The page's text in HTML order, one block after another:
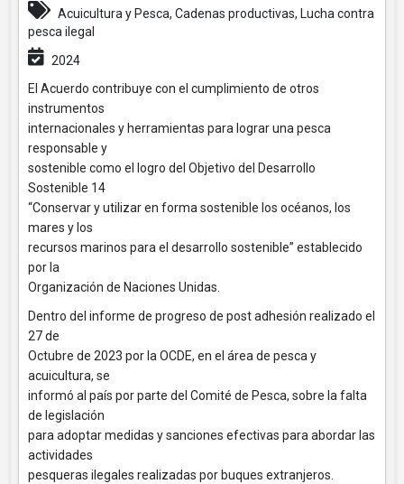
Acuicultura y Pesca, Cadenas productivas, Lucha contra
pesca ilegal
2024
El Acuerdo contribuye con el cumplimiento de otros
instrumentos
internacionales y herramientas para lograr una pesca
responsable y
sostenible como el logro del Objetivo del Desarrollo
Sostenible 14
“Conservar y utilizar en forma sostenible los océanos, los
mares y los
recursos marinos para el desarrollo sostenible” establecido
por la
Organización de Naciones Unidas.
Dentro del informe de progreso de post adhesión realizado el
27 de
Octubre de 2023 por la OCDE, en el área de pesca y
acuicultura, se
informó al país por parte del Comité de Pesca, sobre la falta
de legislación
para adoptar medidas y sanciones efectivas para abordar las
actividades
pesqueras ilegales realizadas por buques extranjeros.